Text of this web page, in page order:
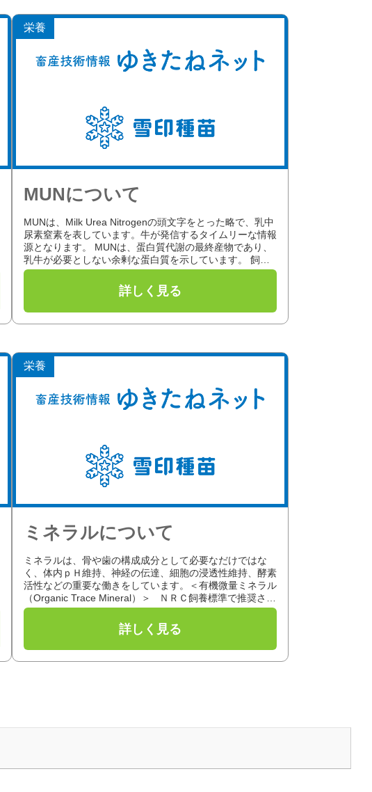
栄養
MUNについて
MUNは、Milk Urea Nitrogenの頭文字をとった略で、乳中
尿素窒素を表しています。牛が発信するタイムリーな情報
源となります。 MUNは、蛋白質代謝の最終産物であり、
乳牛が必要としない余剰な蛋白質を示しています。 飼料
の蛋白質(...
栄養
ミネラルについて
ミネラルは、骨や歯の構成成分として必要なだけではな
く、体内ｐＨ維持、神経の伝達、細胞の浸透性維持、酵素
活性などの重要な働きをしています。＜有機微量ミネラル
（Organic Trace Mineral）＞ ＮＲＣ飼養標準で推奨され
ているミ...